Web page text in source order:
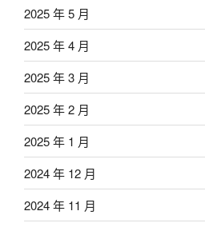
2025 年 5 月
2025 年 4 月
2025 年 3 月
2025 年 2 月
2025 年 1 月
2024 年 12 月
2024 年 11 月